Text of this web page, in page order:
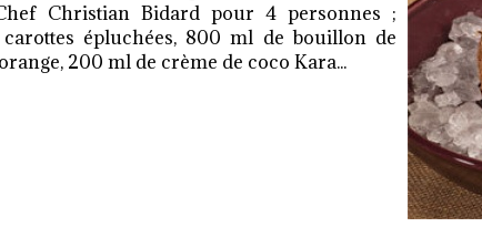
Christian Bidard pour 4 personnes ;
épluchées, 800 ml de bouillon de
200 ml de crème de coco Kara...